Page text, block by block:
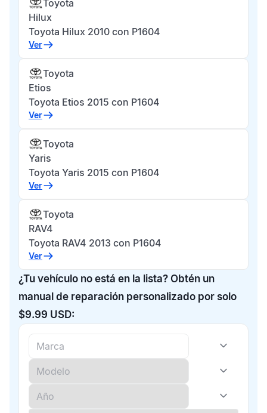
Toyota
Hilux
Toyota Hilux 2010 con P1604
Ver
Toyota
Etios
Toyota Etios 2015 con P1604
Ver
Toyota
Yaris
Toyota Yaris 2015 con P1604
Ver
Toyota
RAV4
Toyota RAV4 2013 con P1604
Ver
¿Tu vehículo no está en la lista? Obtén un
manual de reparación personalizado por solo
$9.99 USD: